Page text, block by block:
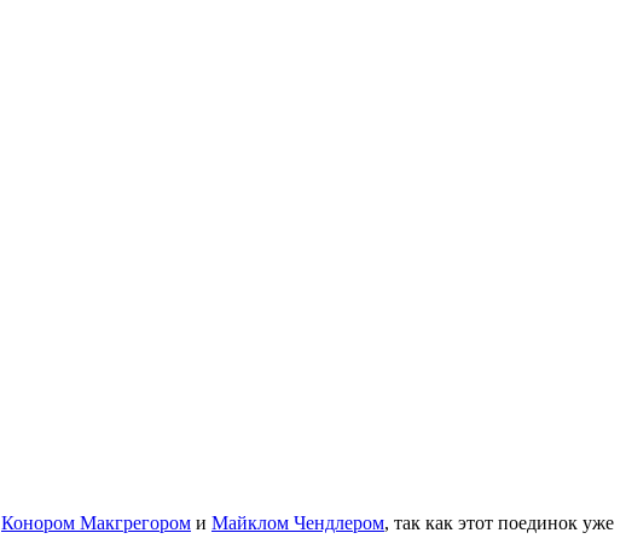
Конором Макгрегором и Майклом Чендлером, так как этот поединок уже